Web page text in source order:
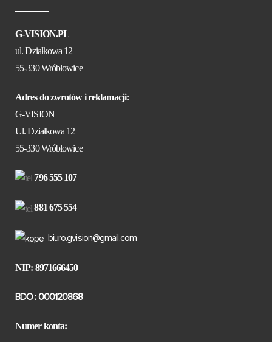
G-VISION.PL
ul. Działkowa 12
55-330 Wróblowice
Adres do zwrotów i reklamacji:
G-VISION
Ul. Działkowa 12
55-330 Wróblowice
796 555 107
881 675 554
biuro.gvision@gmail.com
NIP: 8971666450
BDO : 000120868
Numer konta: